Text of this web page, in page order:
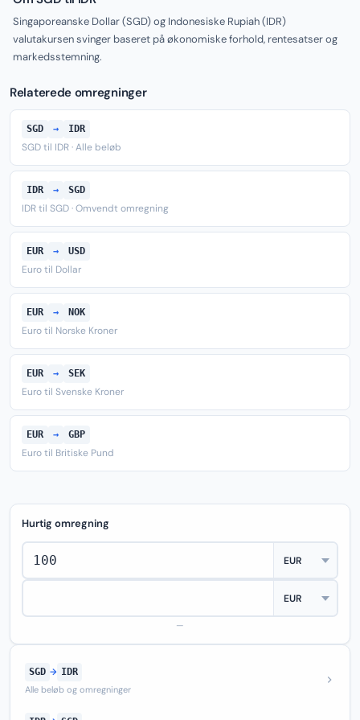
Singaporeanske Dollar (SGD) og Indonesiske Rupiah (IDR)
valutakursen svinger baseret på økonomiske forhold, rentesatser og
markedsstemning.
Relaterede omregninger
SGD → IDR
SGD til IDR · Alle beløb
IDR → SGD
IDR til SGD · Omvendt omregning
EUR → USD
Euro til Dollar
EUR → NOK
Euro til Norske Kroner
EUR → SEK
Euro til Svenske Kroner
EUR → GBP
Euro til Britiske Pund
Hurtig omregning
—
SGD → IDR
Alle beløb og omregninger